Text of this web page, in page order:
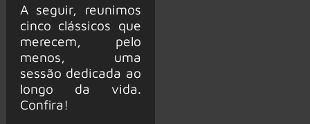
A seguir, reunimos
cinco clássicos que
merecem, pelo
menos, uma
sessão dedicada ao
longo da vida.
Confira!